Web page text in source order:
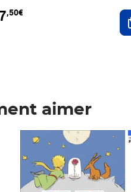
panier
,50€
aimer
Prix 7,50€